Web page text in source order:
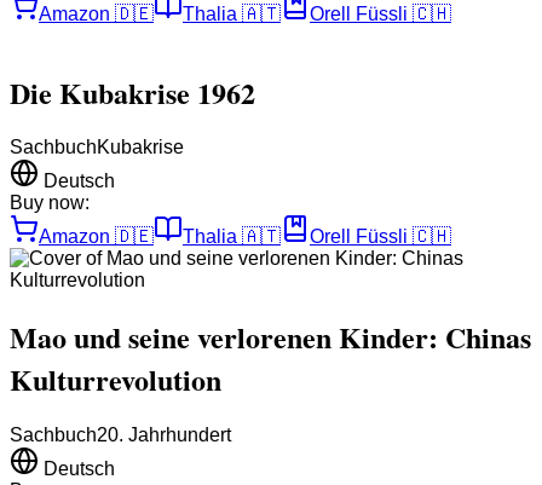
Amazon 🇩🇪 Thalia 🇦🇹 Orell Füssli 🇨🇭
Die Kubakrise 1962
SachbuchKubakrise
Deutsch
Buy now:
Amazon 🇩🇪 Thalia 🇦🇹 Orell Füssli 🇨🇭
Mao und seine verlorenen Kinder: Chinas
Kulturrevolution
Sachbuch20. Jahrhundert
Deutsch